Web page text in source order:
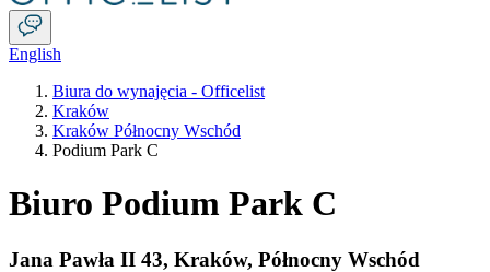
English
Biura do wynajęcia - Officelist
Kraków
Kraków Północny Wschód
Podium Park C
Biuro Podium Park C
Jana Pawła II 43, Kraków, Północny Wschód